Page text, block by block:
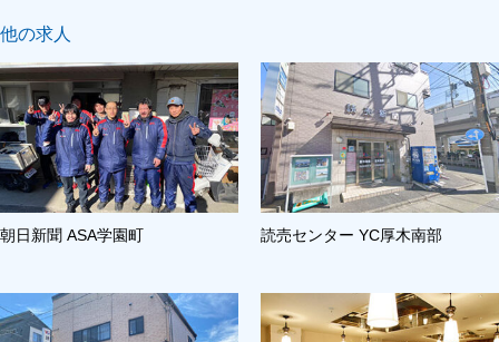
他の求人
朝日新聞 ASA学園町 読売センター YC厚木南部